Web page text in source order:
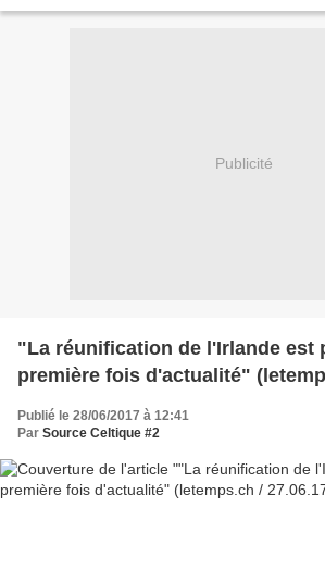
Publicité
"La réunification de l'Irlande est
première fois d'actualité"
Publié le 28/06/2017 à 12:41
Par Source Celtique #2